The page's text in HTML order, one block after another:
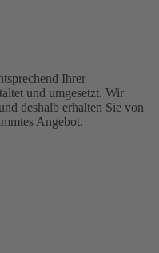
Ihrer
und umgesetzt. Wir
deshalb erhalten Sie von
Angebot.